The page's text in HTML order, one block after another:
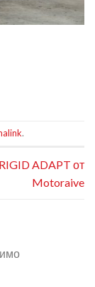
.
ADAPT от
Motoraive